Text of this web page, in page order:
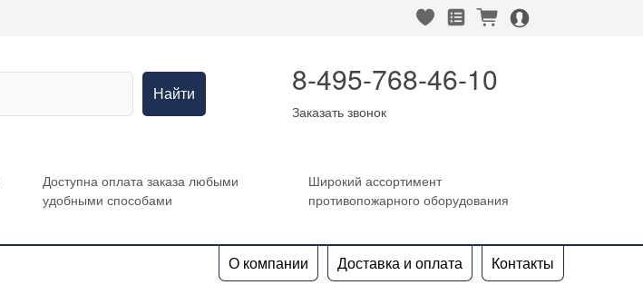
heart_fill square_favorites_fill cart_fill person_alt_circle_fill
Найти 8-495-768-46-10
Заказать звонок
Доступна оплата заказа любыми
удобными способами
Широкий ассортимент
противопожарного оборудования
О компании Доставка и оплата Контакты